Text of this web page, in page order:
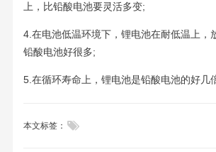
上，比铅酸电池要灵活多变;
4.在电池低温环境下，锂电池在耐低温上，
铅酸电池好很多;
5.在循环寿命上，锂电池是铅酸电池的好几
本文标签： 